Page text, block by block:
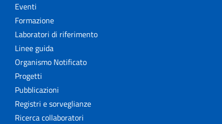
Eventi
Formazione
Laboratori di riferimento
Linee guida
Organismo Notificato
Progetti
Pubblicazioni
Registri e sorveglianze
Ricerca collaboratori